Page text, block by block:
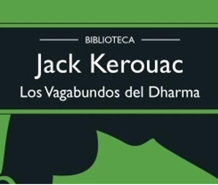
Los Vagabundos Del Dharma
3 cuotas sin interés de $ 9.633